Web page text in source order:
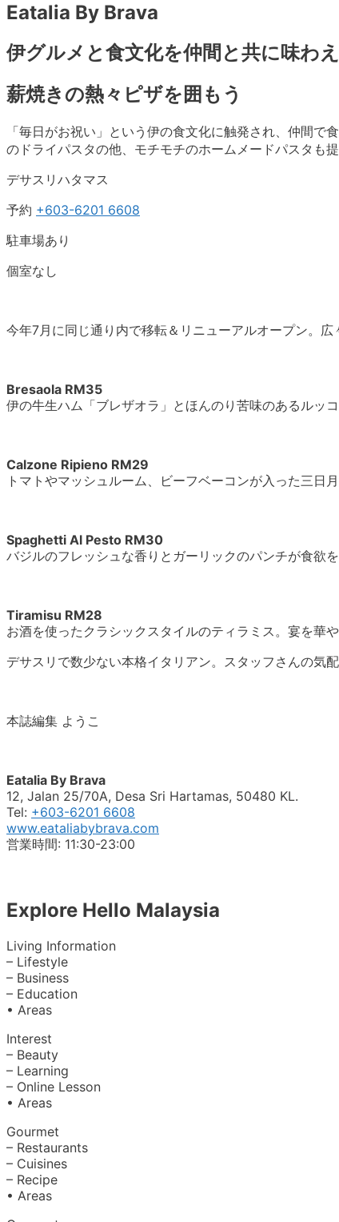
Eatalia By Brava
伊グルメと食文化を仲間と共に味わえ
薪焼きの熱々ピザを囲もう
「毎日がお祝い」という伊の食文化に触発され、仲間
のドライパスタの他、モチモチのホームメードパスタも
デサスリハタマス
予約 +603-6201 6608
駐車場あり
個室なし
今年7月に同じ通り内で移転＆リニューアルオープン。広
Bresaola RM35
伊の牛生ハム「ブレザオラ」とほんのり苦味のあるルッ
Calzone Ripieno RM29
トマトやマッシュルーム、ビーフベーコンが入った三日月
Spaghetti Al Pesto RM30
バジルのフレッシュな香りとガーリックのパンチが食欲を
Tiramisu RM28
お酒を使ったクラシックスタイルのティラミス。宴を華
デサスリで数少ない本格イタリアン。スタッフさんの気
本誌編集 ようこ
Eatalia By Brava
12, Jalan 25/70A, Desa Sri Hartamas, 50480 KL.
Tel: +603-6201 6608
www.eataliabybrava.com
営業時間: 11:30-23:00
Explore Hello Malaysia
Living Information
– Lifestyle
– Business
– Education
• Areas
Interest
– Beauty
– Learning
– Online Lesson
• Areas
Gourmet
– Restaurants
– Cuisines
– Recipe
• Areas